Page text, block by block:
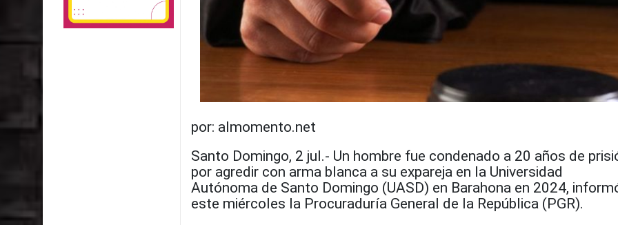
por: almomento.net
Santo Domingo, 2 jul.- Un hombre fue condenado a 20 años de
por agredir con arma blanca a su expareja en la Universidad
Autónoma de Santo Domingo (UASD) en Barahona en 2024,
este miércoles la Procuraduría General de la República (PGR).